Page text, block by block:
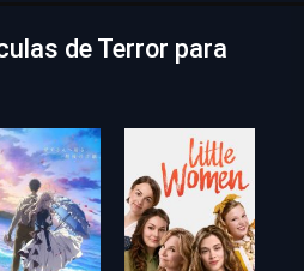
de Terror para